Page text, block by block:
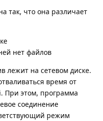
так, что она различает
нет файлов
лежит на сетевом диске.
время от
При этом, программа
соединение
режим